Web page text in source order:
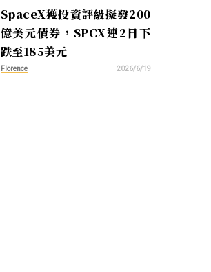
SpaceX獲投資評級擬發200
億美元債券，SPCX連2日下
跌至185美元
Florence 2026/6/19